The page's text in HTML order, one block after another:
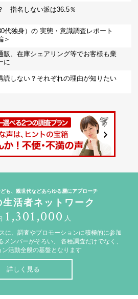
指名しない派は36.5％
代独身）の 実態・意識調査レポート
＞
販、在庫シェアリング等でお客様も業
に
読しない？それぞれの理由が知りたい
も、親世代などあらゆる層にアプローチ
生活者ネットワーク
1,301,000 人
に、調査やプロモーションに積極的に参加
メンバーがそろい、
各種調査だけでなく、
ン活動全般の基盤となります
詳しく見る